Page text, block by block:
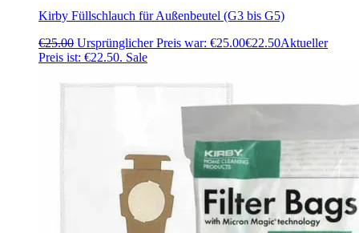
Kirby Füllschlauch für Außenbeutel (G3 bis G5)
€25.00 Ursprünglicher Preis war: €25.00€22.50Aktueller
Preis ist: €22.50. Sale